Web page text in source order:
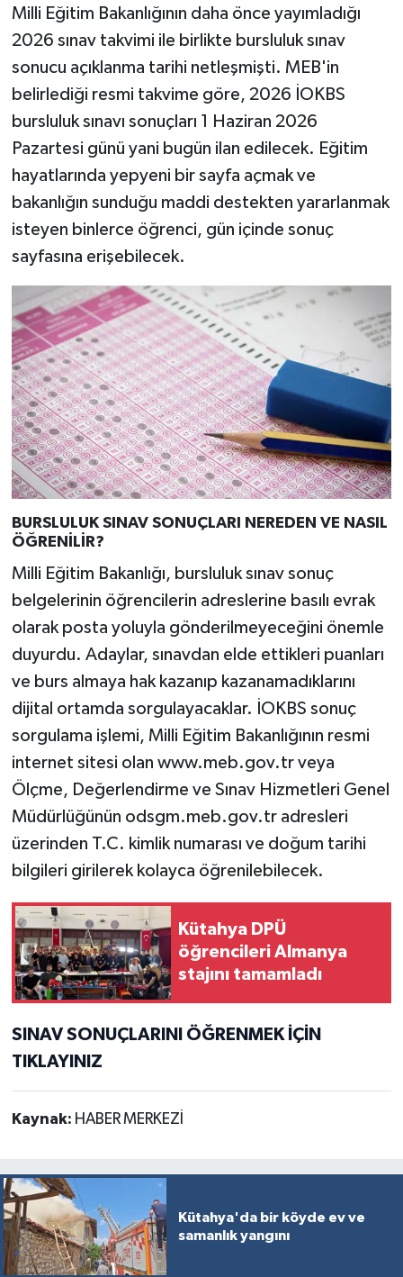
Milli Eğitim Bakanlığının daha önce yayımladığı
2026 sınav takvimi ile birlikte bursluluk sınav
sonucu açıklanma tarihi netleşmişti. MEB'in
belirlediği resmi takvime göre, 2026 İOKBS
bursluluk sınavı sonuçları 1 Haziran 2026
Pazartesi günü yani bugün ilan edilecek. Eğitim
hayatlarında yepyeni bir sayfa açmak ve
bakanlığın sunduğu maddi destekten yararlanmak
isteyen binlerce öğrenci, gün içinde sonuç
sayfasına erişebilecek.
BURSLULUK SINAV SONUÇLARI NEREDEN VE NASIL
ÖĞRENİLİR?
Milli Eğitim Bakanlığı, bursluluk sınav sonuç
belgelerinin öğrencilerin adreslerine basılı evrak
olarak posta yoluyla gönderilmeyeceğini önemle
duyurdu. Adaylar, sınavdan elde ettikleri puanları
ve burs almaya hak kazanıp kazanamadıklarını
dijital ortamda sorgulayacaklar. İOKBS sonuç
sorgulama işlemi, Milli Eğitim Bakanlığının resmi
internet sitesi olan www.meb.gov.tr veya
Ölçme, Değerlendirme ve Sınav Hizmetleri Genel
Müdürlüğünün odsgm.meb.gov.tr adresleri
üzerinden T.C. kimlik numarası ve doğum tarihi
bilgileri girilerek kolayca öğrenilebilecek.
Kütahya DPÜ
öğrencileri Almanya
stajını tamamladı
SINAV SONUÇLARINI ÖĞRENMEK İÇİN
TIKLAYINIZ
Kaynak: HABER MERKEZİ
Kütahya'da bir köyde ev ve
samanlık yangını
Politika
Resmi İlan
Rüya Tabirleri
Şaphane
Simav
Siyaset
Spor
Tavşanlı
Teknoloji
Türkiye
Video Galeri
Yaşam
Yemek Tarifleri